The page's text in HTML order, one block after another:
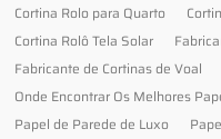
Cortina Rolo para Quarto
Cortina Rolô Tela Solar
Fabricante de Cortinas de Voal
Onde Encontrar Os Melhores
Papel de Parede de Luxo